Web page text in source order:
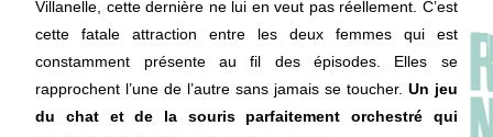
Villanelle, cette dernière ne lui en veut pas réellement. C’est
cette fatale attraction entre les deux femmes qui est
constamment présente au fil des épisodes. Elles se
rapprochent l’une de l’autre sans jamais se toucher. Un jeu
du chat et de la souris parfaitement orchestré qui